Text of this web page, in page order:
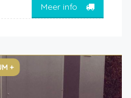
Meer info
+